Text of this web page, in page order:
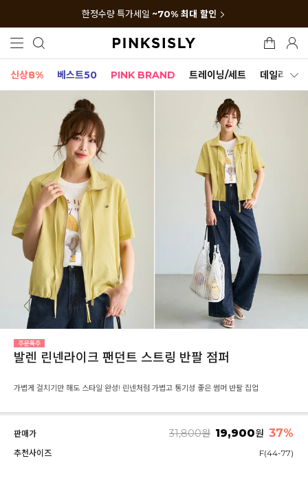
한정수량 특가세일 ~70% 최대 할인
신상8% 베스트50 PINK BRAND 트레이닝/세트 데일리세트
발렌 린넨라이크 팬던트 스트링 반팔 점퍼
가볍게 걸치기만 해도 스타일 완성! 린넨처럼 가볍고 통기성 좋은 썸머 반팔 집업
판매가 31,800원 19,900원 37%
추천사이즈 F(44-77)